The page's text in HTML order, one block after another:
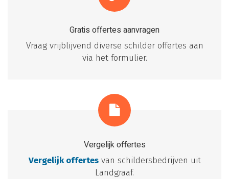
Gratis offertes aanvragen
Vraag vrijblijvend diverse schilder offertes aan
via het formulier.
Vergelijk offertes
Vergelijk offertesvan schildersbedrijven uit
Landgraaf.